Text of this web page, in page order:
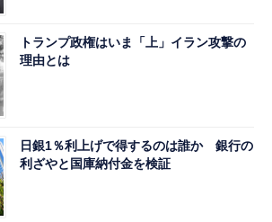
トランプ政権はいま「上」イラン攻撃の
理由とは
日銀1％利上げで得するのは誰か 銀行の
利ざやと国庫納付金を検証